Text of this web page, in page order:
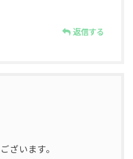
返信する
ざいます。